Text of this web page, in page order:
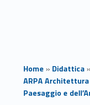
Home » Didattica »
ARPA
Paesaggio e